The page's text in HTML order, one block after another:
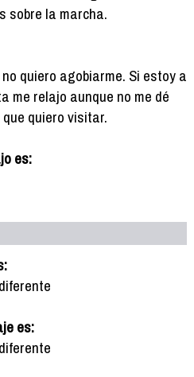
sobre la marcha.
quiero agobiarme. Si estoy a
me relajo aunque no me dé
quiero visitar.
es:
es: